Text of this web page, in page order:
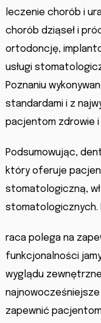
leczenie chorób i
chorób dziąseł i
ortodoncję,
usługi
Poznaniu
standardami i z
pacjentom zdrowie
Podsumowując,
który oferuje
stomatologiczną,
stomatologicznych.
raca polega na
funkcjonalności
wyglądu
zapewnić